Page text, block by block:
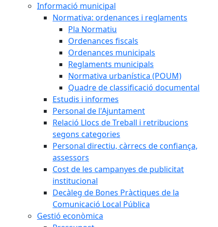
Informació municipal
Normativa: ordenances i reglaments
Pla Normatiu
Ordenances fiscals
Ordenances municipals
Reglaments municipals
Normativa urbanística (POUM)
Quadre de classificació documental
Estudis i informes
Personal de l'Ajuntament
Relació Llocs de Treball i retribucions
segons categories
Personal directiu, càrrecs de confiança,
assessors
Cost de les campanyes de publicitat
institucional
Decàleg de Bones Pràctiques de la
Comunicació Local Pública
Gestió econòmica